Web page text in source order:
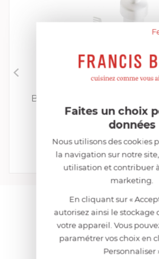
MAGIMIX
Batteur à blancs d'oeufs
Magimix
EN STOCK, ENVOI
24,99 €
Acheter
AIDE AU
AVIS
Faites un choix
données
Nous utilisons des cookies
la navigation sur notre
utilisation et contribuer
marketing.
En cliquant sur «
autorisez ainsi le stockage
votre appareil. Vous
paramétrer vos choix en
Personnaliser